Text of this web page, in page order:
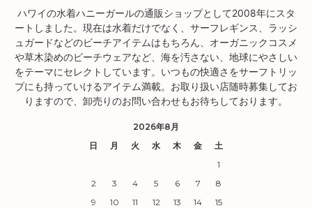
ハワイの水着ハニーガールの通販ショップとして2008年にスタ
ートしました。現在は水着だけでなく、サーフレギンス、ラッシ
ュガードなどのビーチアイテムはもちろん、オーガニックコスメ
や草木染めのビーチウェアなど、海を汚さない、地球にやさしい
をテーマにセレクトしています。いつもの快適さをサーフトリッ
プにも持っていけるアイテム満載。お取り扱い店随時募集してお
りますので、卸売りのお問い合わせもお待ちしております。
2026年8月
日
月 火 水 木 金
土
1
2
3 4 5 6 7
8
9
10 11 12 13 14
15